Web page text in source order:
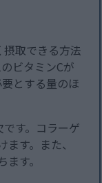
取できる方法
ビタミンCが
とする量のほ
す。コラーゲ
す。また、
す。